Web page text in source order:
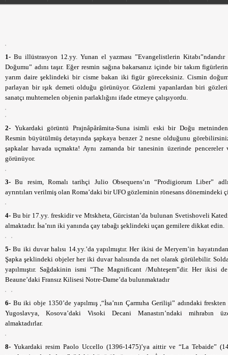
1- Bu illüstrasyon 12.yy. Yunan el yazması ”Evangelistlerin Kitabı”ndandır
Doğumu” adını taşır. Eğer resmin sağına bakarsanız içinde bir takım
yarım daire şeklindeki bir cisme bakan iki figür göreceksiniz. Cismin
parlayan bir ışık demeti olduğu görünüyor. Gözlemi yapanlardan biri
sanatçı muhtemelen objenin parlaklığını ifade etmeye çalışıyordu.
2- Yukardaki görüntü Prajnâpârâmita-Suna isimli eski bir Doğu metninden
Resmin büyütülmüş detayında şapkaya benzer 2 nesne olduğunu
şapkalar havada uçmakta! Aynı zamanda bir tanesinin üzerinde pencereler
görünüyor.
3- Bu resim, Romalı tarihçi Julio Obsequens‘ın “Prodigiorum Liber”
ayrıntıları verilmiş olan Roma’daki bir UFO gözleminin rönesans dönemindeki
4- Bu bir 17.yy. freskidir ve Mtskheta, Gürcistan’da bulunan Svetishoveli
almaktadır. İsa’nın iki yanında çay tabağı şeklindeki uçan gemilere dikkat edin.
5- Bu iki duvar halısı 14.yy.’da yapılmıştır. Her ikisi de Meryem’in
Şapka şeklindeki objeler her iki duvar halısında da net olarak görülebilir.
yapılmıştır. Sağdakinin ismi “The Magnificant /Muhteşem”dir. Her ikisi
Beaune’daki Fransız Kilisesi Notre-Dame’da bulunmaktadır
6- Bu iki obje 1350’de yapılmış ,“İsa’nın Çarmıha Gerilişi” adındaki freskten
Yugoslavya, Kosova’daki Visoki Decani Manastırı’ndaki mihrabın
almaktadırlar.
8- Yukardaki resim Paolo Uccello (1396-1475)’ya aittir ve “La Tebaide”